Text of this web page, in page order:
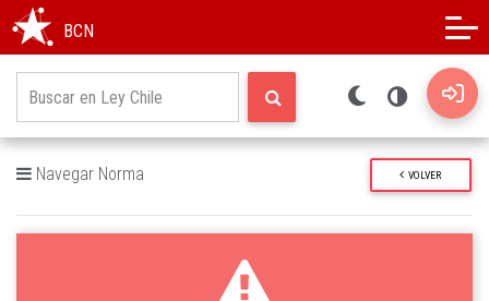
BCN
Navegar Norma VOLVER